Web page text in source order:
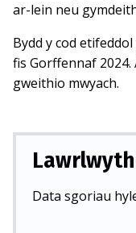
ar-lein neu
Bydd y cod
fis Gorffennaf
gweithio mwyach.
Data sgoriau